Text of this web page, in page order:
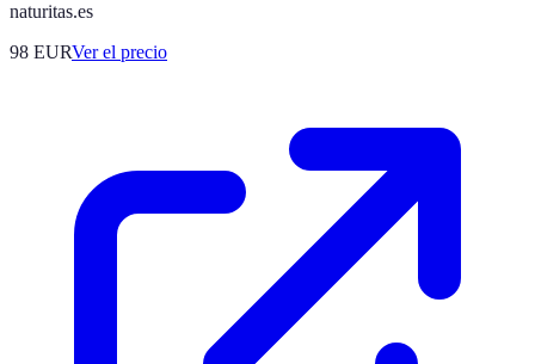
naturitas.es
98 EURVer el precio